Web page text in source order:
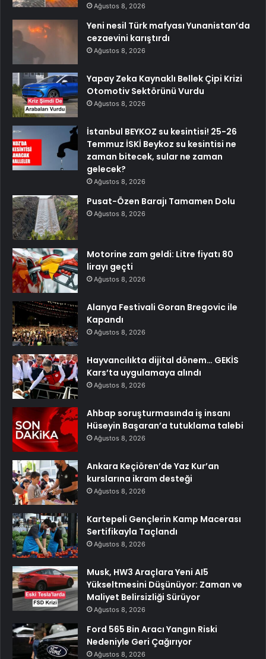
Ağustos 8, 2026
Yeni nesil Türk mafyası Yunanistan’da
cezaevini karıştırdı
Ağustos 8, 2026
Yapay Zeka Kaynaklı Bellek Çipi Krizi
Otomotiv Sektörünü Vurdu
Ağustos 8, 2026
İstanbul BEYKOZ su kesintisi! 25-26
Temmuz İSKİ Beykoz su kesintisi ne
zaman bitecek, sular ne zaman
gelecek?
Ağustos 8, 2026
Pusat-Özen Barajı Tamamen Dolu
Ağustos 8, 2026
Motorine zam geldi: Litre fiyatı 80
lirayı geçti
Ağustos 8, 2026
Alanya Festivali Goran Bregovic ile
Kapandı
Ağustos 8, 2026
Hayvancılıkta dijital dönem… GEKİS
Kars’ta uygulamaya alındı
Ağustos 8, 2026
Ahbap soruşturmasında iş insanı
Hüseyin Başaran’a tutuklama talebi
Ağustos 8, 2026
Ankara Keçiören’de Yaz Kur’an
kurslarına ikram desteği
Ağustos 8, 2026
Kartepeli Gençlerin Kamp Macerası
Sertifikayla Taçlandı
Ağustos 8, 2026
Musk, HW3 Araçlara Yeni AI5
Yükseltmesini Düşünüyor: Zaman ve
Maliyet Belirsizliği Sürüyor
Ağustos 8, 2026
Ford 565 Bin Aracı Yangın Riski
Nedeniyle Geri Çağırıyor
Ağustos 8, 2026